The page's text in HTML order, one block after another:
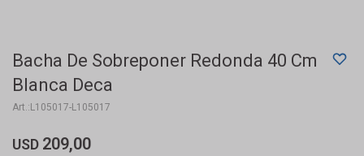
Bacha De Sobreponer Redonda 40 Cm
Blanca Deca
L105017-L105017
USD 209,00